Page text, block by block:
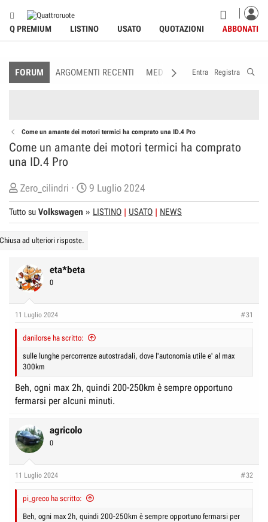
Q PREMIUM LISTINO USATO QUOTAZIONI ABBONATI
FORUM ARGOMENTI RECENTI MEDIA MEMBRI
Entra Registra
Come un amante dei motori termici ha comprato una ID.4 Pro
Come un amante dei motori termici ha comprato
una ID.4 Pro
C
r
e
t
r
e
D
i
u
s
i
n
e
Zero_cilindri
D
a
t
i
i
o
9 Luglio 2024
Tutto su Volkswagen » LISTINO USATO NEWS
ad ulteriori risposte.
eta*beta
0
11 Luglio 2024 #31
danilorse ha scritto:
sulle lunghe percorrenze autostradali, dove l'autonomia utile e' al max
300km
Beh, ogni max 2h, quindi 200-250km è sempre opportuno
fermarsi per alcuni minuti.
agricolo
0
11 Luglio 2024 #32
pi_greco ha scritto:
Beh, ogni max 2h, quindi 200-250km è sempre opportuno fermarsi per